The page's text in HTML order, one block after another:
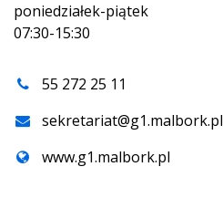
poniedziałek-piątek
07:30-15:30
55 272 25 11
sekretariat@g1.malbork.pl
www.g1.malbork.pl